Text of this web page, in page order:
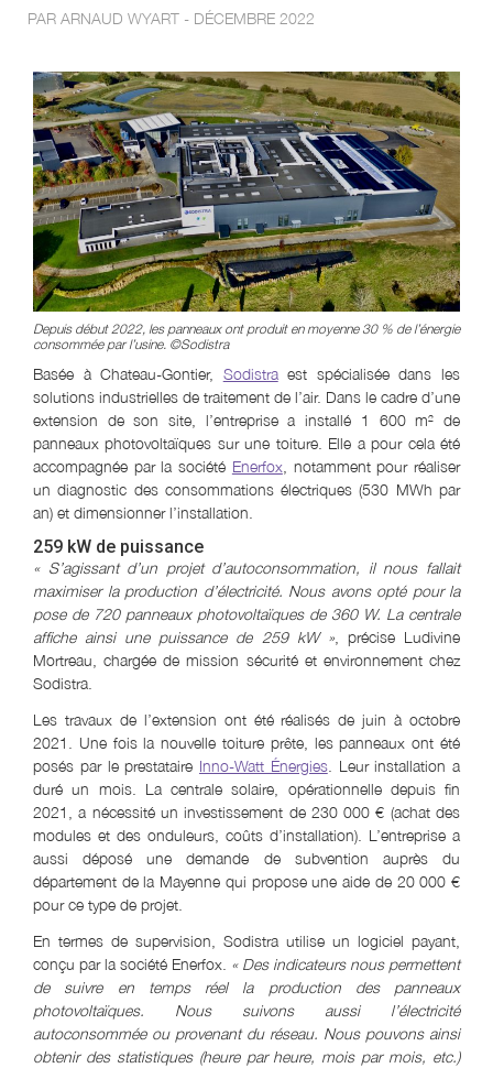
PAR ARNAUD WYART - DÉCEMBRE 2022
Depuis début 2022, les panneaux ont produit en moyenne 30 % de l’énergie
consommée par l’usine. ©Sodistra
Basée à Chateau-Gontier, Sodistraest spécialisée dans les
solutions industrielles de traitement de l’air. Dans le cadre d’une
extension de son site, l’entreprise a installé 1 600 m² de
panneaux photovoltaïques sur une toiture. Elle a pour cela été
accompagnée par la société Enerfox, notamment pour réaliser
un diagnostic des consommations électriques (530 MWh par
an) et dimensionner l’installation.
259 kW de puissance
« S’agissant d’un projet d’autoconsommation, il nous fallait
maximiser la production d’électricité. Nous avons opté pour la
pose de 720 panneaux photovoltaïques de 360 W. La centrale
affiche ainsi une puissance de 259 kW », précise Ludivine
Mortreau, chargée de mission sécurité et environnement chez
Sodistra.
Les travaux de l’extension ont été réalisés de juin à octobre
2021. Une fois la nouvelle toiture prête, les panneaux ont été
posés par le prestataire Inno-Watt Énergies. Leur installation a
duré un mois. La centrale solaire, opérationnelle depuis fin
2021, a nécessité un investissement de 230 000 € (achat des
modules et des onduleurs, coûts d’installation). L’entreprise a
aussi déposé une demande de subvention auprès du
département de la Mayenne qui propose une aide de 20 000 €
pour ce type de projet.
En termes de supervision, Sodistra utilise un logiciel payant,
conçu par la société Enerfox. « Des indicateurs nous permettent
de suivre en temps réel la production des panneaux
photovoltaïques. Nous suivons aussi l’électricité
autoconsommée ou provenant du réseau. Nous pouvons ainsi
obtenir des statistiques (heure par heure, mois par mois, etc.)